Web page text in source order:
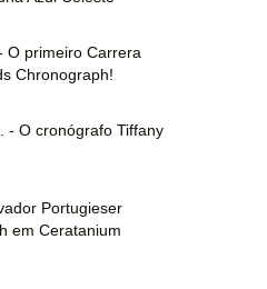
O primeiro Carrera
Chronograph!
- O cronógrafo Tiffany
Portugieser
em Ceratanium